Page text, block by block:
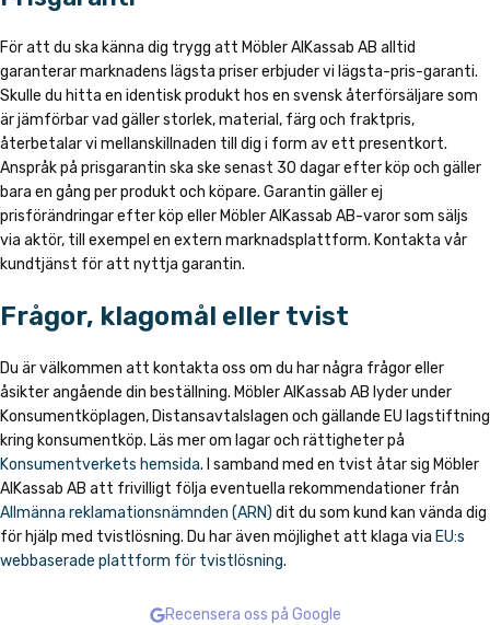
För att du ska känna dig trygg att Möbler AlKassab AB alltid
garanterar marknadens lägsta priser erbjuder vi lägsta-pris-garanti.
Skulle du hitta en identisk produkt hos en svensk återförsäljare som
är jämförbar vad gäller storlek, material, färg och fraktpris,
återbetalar vi mellanskillnaden till dig i form av ett presentkort.
Anspråk på prisgarantin ska ske senast 30 dagar efter köp och gäller
bara en gång per produkt och köpare. Garantin gäller ej
prisförändringar efter köp eller Möbler AlKassab AB-varor som säljs
via aktör, till exempel en extern marknadsplattform. Kontakta vår
kundtjänst för att nyttja garantin.
Frågor, klagomål eller tvist
Du är välkommen att kontakta oss om du har några frågor eller
åsikter angående din beställning. Möbler AlKassab AB lyder under
Konsumentköplagen, Distansavtalslagen och gällande EU lagstiftning
kring konsumentköp. Läs mer om lagar och rättigheter på
Konsumentverkets hemsida. I samband med en tvist åtar sig Möbler
AlKassab AB att frivilligt följa eventuella rekommendationer från
Allmänna reklamationsnämnden (ARN) dit du som kund kan vända dig
för hjälp med tvistlösning. Du har även möjlighet att klaga via EU:s
webbaserade plattform för tvistlösning.
Recensera oss på Google